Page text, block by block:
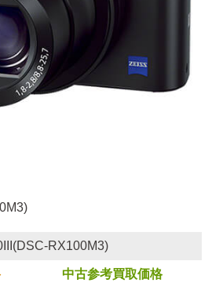
RX100M3)
中古参考買取価格